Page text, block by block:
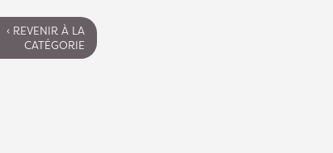
‹ REVENIR À LA
CATÉGORIE